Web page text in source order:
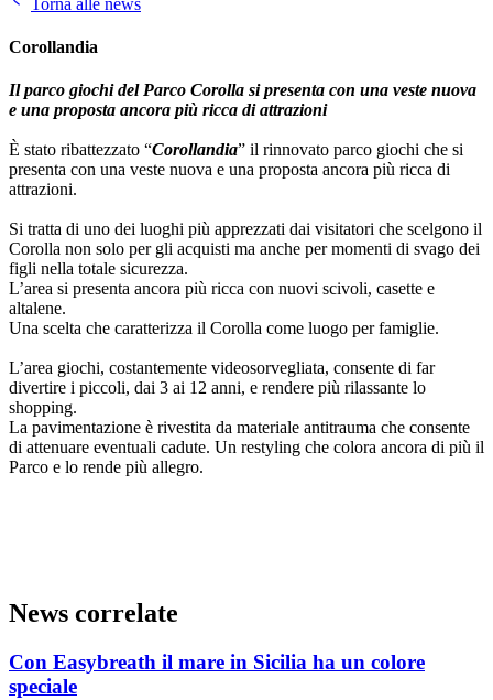
Torna alle news
Corollandia
Il parco giochi del Parco Corolla si presenta con una veste nuova
e una proposta ancora più ricca di attrazioni
È stato ribattezzato “Corollandia” il rinnovato parco giochi che si
presenta con una veste nuova e una proposta ancora più ricca di
attrazioni.
Si tratta di uno dei luoghi più apprezzati dai visitatori che scelgono il
Corolla non solo per gli acquisti ma anche per momenti di svago dei
figli nella totale sicurezza.
L’area si presenta ancora più ricca con nuovi scivoli, casette e
altalene.
Una scelta che caratterizza il Corolla come luogo per famiglie.
L’area giochi, costantemente videosorvegliata, consente di far
divertire i piccoli, dai 3 ai 12 anni, e rendere più rilassante lo
shopping.
La pavimentazione è rivestita da materiale antitrauma che consente
di attenuare eventuali cadute. Un restyling che colora ancora di più il
Parco e lo rende più allegro.
News correlate
Con Easybreath il mare in Sicilia ha un colore
speciale